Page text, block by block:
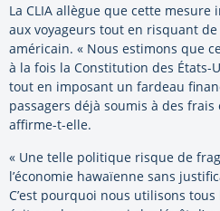
La CLIA allègue que cette
aux voyageurs tout en risquant
américain. « Nous estimons que
à la fois la Constitution des États-
tout en imposant un fardeau
passagers déjà soumis à des
affirme-t-elle.
« Une telle politique risque de
l’économie hawaïenne sans
C’est pourquoi nous utilisons